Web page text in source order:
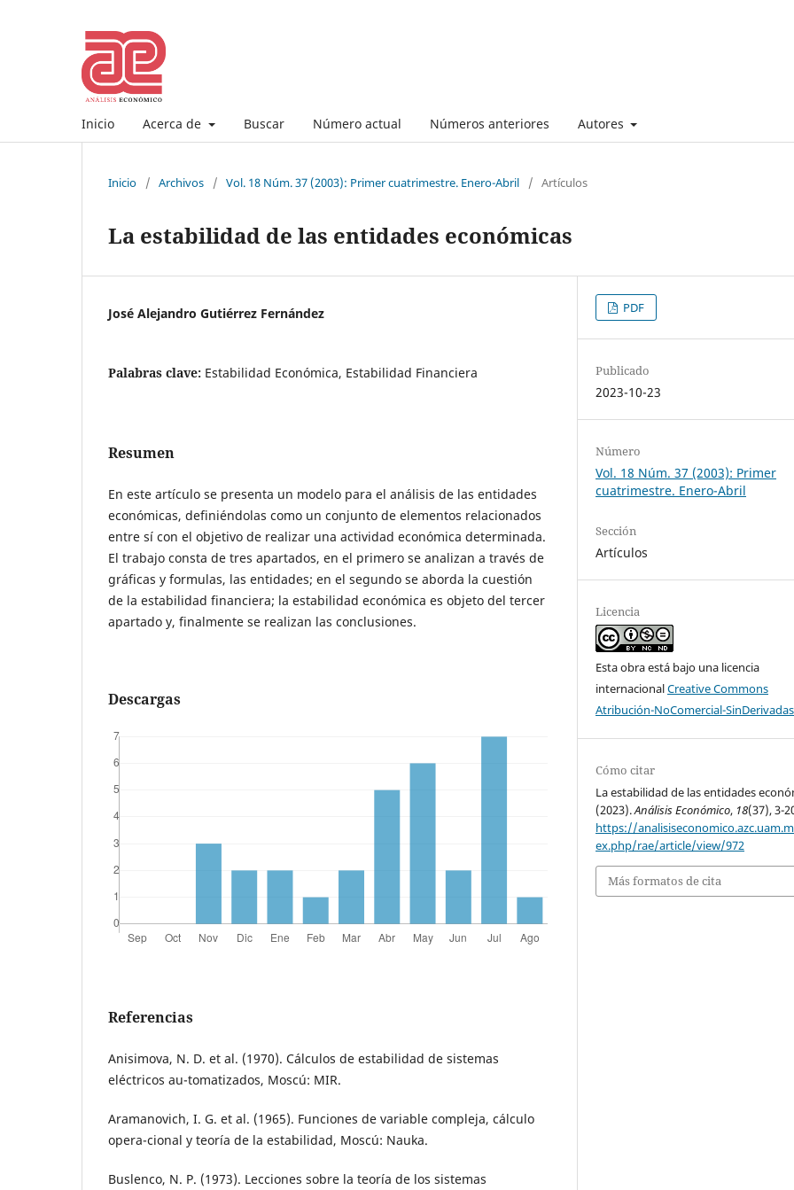
Inicio Acerca de Buscar Número actual Números anteriores Autores
Inicio / Archivos / Vol. 18 Núm. 37 (2003): Primer cuatrimestre. Enero-Abril / Artículos
La estabilidad de las entidades económicas
José Alejandro Gutiérrez Fernández
Palabras clave: Estabilidad Económica, Estabilidad Financiera
Resumen
En este artículo se presenta un modelo para el análisis de las entidades
económicas, definiéndolas como un conjunto de elementos relacionados
entre sí con el objetivo de realizar una actividad económica determinada.
El trabajo consta de tres apartados, en el primero se analizan a través de
gráficas y formulas, las entidades; en el segundo se aborda la cuestión
de la estabilidad financiera; la estabilidad económica es objeto del tercer
apartado y, finalmente se realizan las conclusiones.
Descargas
Referencias
Anisimova, N. D. et al. (1970). Cálculos de estabilidad de sistemas
eléctricos au-tomatizados, Moscú: MIR.
Aramanovich, I. G. et al. (1965). Funciones de variable compleja, cálculo
opera-cional y teoría de la estabilidad, Moscú: Nauka.
Buslenco, N. P. (1973). Lecciones sobre la teoría de los sistemas
PDF
Publicado
2023-10-23
Número
Vol. 18 Núm. 37 (2003): Primer
cuatrimestre. Enero-Abril
Sección
Artículos
Licencia
Esta obra está bajo una licencia
internacionalCreative Commons
Atribución-NoComercial-
Cómo citar
La estabilidad de las entidades
(2023).Análisis Económico, 18(37), 3-
https://
ex.php/rae/article/view/972
Más formatos de cita